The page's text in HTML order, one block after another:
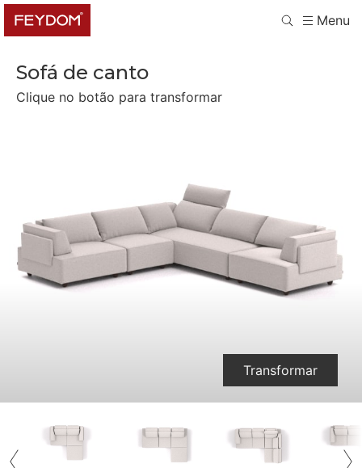
Menu
Sofá de canto
Separate Seaters and Armchair
Clique no botão para transformar
Transformar